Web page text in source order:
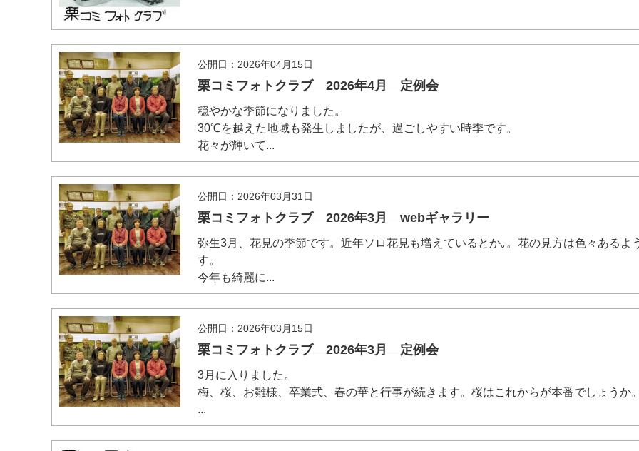
公開日：2026年04月15日
栗コミフォトクラブ 2026年4月 定例会
穏やかな季節になりました。
30℃を越えた地域も発生しましたが、過ごしやすい時季です。
花々が輝いて...
公開日：2026年03月31日
栗コミフォトクラブ 2026年3月 webギャラリー
弥生3月、花見の季節です。近年ソロ花見も増えているとか｡。花の見方は色々あるよ
す。
今年も綺麗に...
公開日：2026年03月15日
栗コミフォトクラブ 2026年3月 定例会
3月に入りました。
梅、桜、お雛様、卒業式、春の華と行事が続きます。桜はこれからが本番でしょうか
...